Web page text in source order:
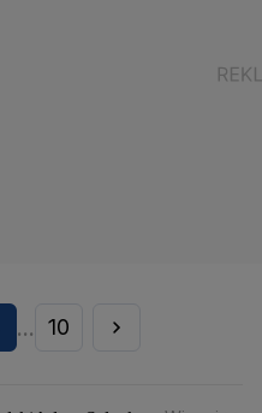
... 10